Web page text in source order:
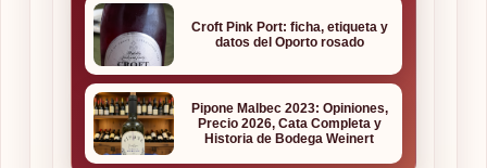
Croft Pink Port: ficha, etiqueta y
datos del Oporto rosado
Pipone Malbec 2023: Opiniones,
Precio 2026, Cata Completa y
Historia de Bodega Weinert